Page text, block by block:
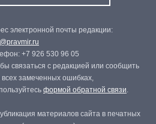
электронной почты редакции:
+7 926 530 96 05
связаться с редакцией или сообщить
всех замеченных ошибках,
формой обратной связи.
материалов сайта в печатных